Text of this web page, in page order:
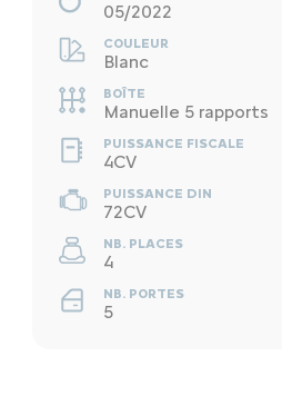
05/2022
COULEUR
Blanc
BOÎTE
Manuelle 5 rapports
PUISSANCE FISCALE
4CV
PUISSANCE DIN
72CV
NB. PLACES
4
NB. PORTES
5